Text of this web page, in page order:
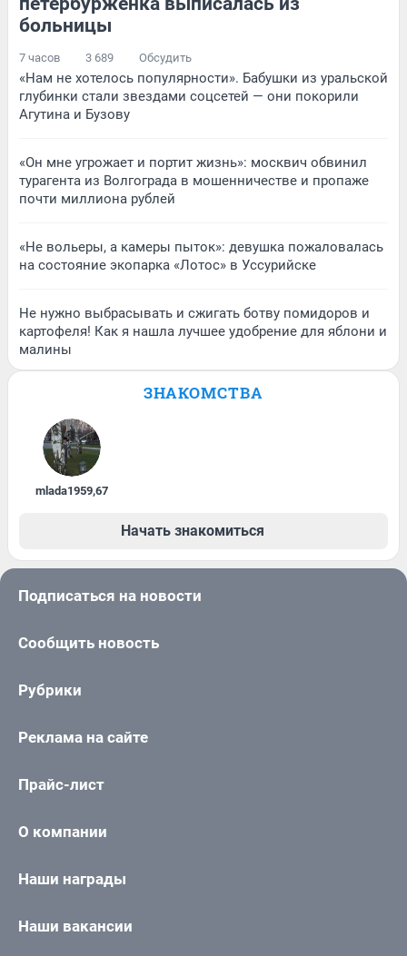
больницы
7 часов 3 689 Обсудить
«Нам не хотелось популярности». Бабушки из уральской
глубинки стали звездами соцсетей — они покорили
Агутина и Бузову
«Он мне угрожает и портит жизнь»: москвич обвинил
турагента из Волгограда в мошенничестве и пропаже
почти миллиона рублей
«Не вольеры, а камеры пыток»: девушка пожаловалась
на состояние экопарка «Лотос» в Уссурийске
Не нужно выбрасывать и сжигать ботву помидоров и
картофеля! Как я нашла лучшее удобрение для яблони и
малины
ЗНАКОМСТВА
mlada1959,67
Начать знакомиться
Подписаться на новости
Сообщить новость
Рубрики
Реклама на сайте
Прайс-лист
О компании
Наши награды
Наши вакансии